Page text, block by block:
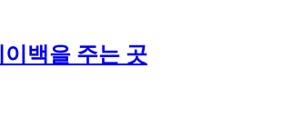
백을 주는 곳